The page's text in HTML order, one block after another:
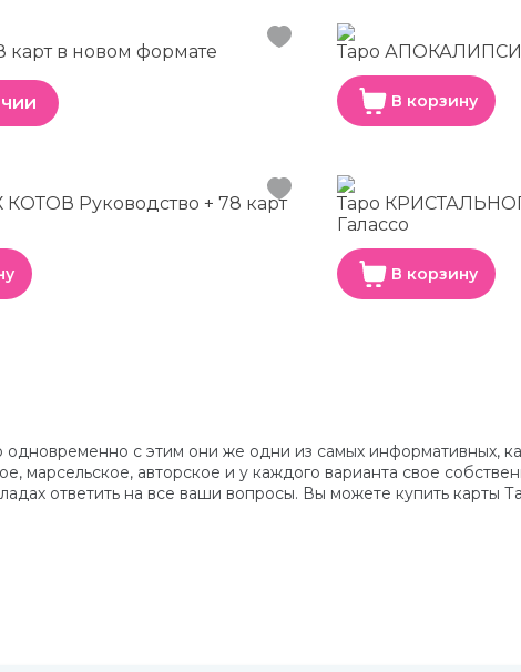
в новом формате Таро
В корзину
Руководство + 78 карт
Таро
Галассо
В корзину
с этим они же одни из самых информативных,
марсельское, авторское и у каждого варианта свое
ответить на все ваши вопросы. Вы можете купить карты